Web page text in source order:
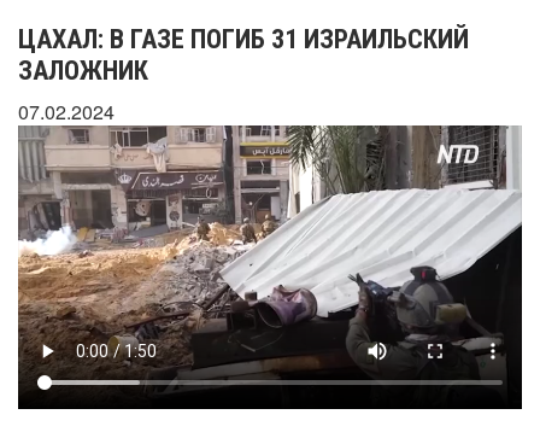
ЦАХАЛ: В ГАЗЕ ПОГИБ 31 ИЗРАИЛЬСКИЙ
ЗАЛОЖНИК
07.02.2024